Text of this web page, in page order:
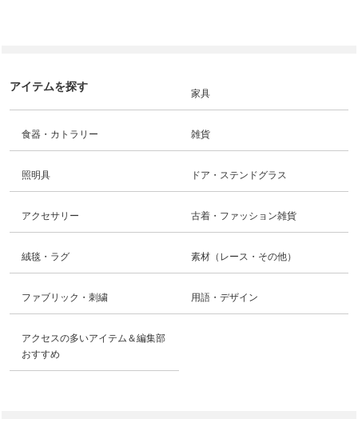
アイテムを探す
家具
食器・カトラリー 雑貨
照明具 ドア・ステンドグラス
アクセサリー 古着・ファッション雑貨
絨毯・ラグ 素材（レース・その他）
ファブリック・刺繍 用語・デザイン
アクセスの多いアイテム＆編集部
おすすめ